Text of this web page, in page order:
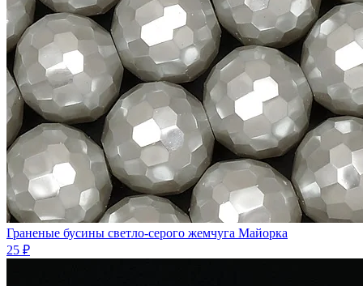
Граненые бусины светло-серого жемчуга Майорка
25 ₽